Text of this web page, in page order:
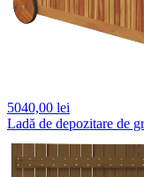
5040,00 lei
Ladă de depozitare de